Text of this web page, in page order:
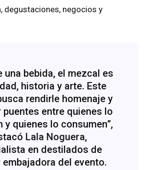
degustaciones, negocios y
una bebida, el mezcal es
historia y arte. Este
rendirle homenaje y
entre quienes lo
y quienes lo consumen”,
Lala Noguera,
en destilados de
embajadora del evento.